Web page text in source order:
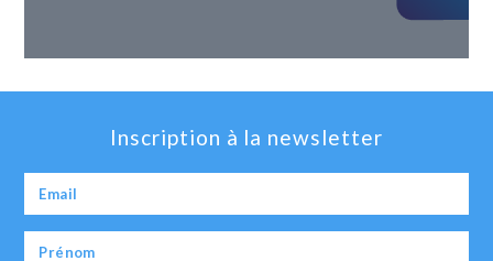
Inscription à la newsletter